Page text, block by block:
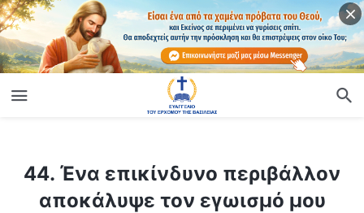
44. Ένα επικίνδυνο περιβάλλον
αποκάλυψε τον εγωισμό μου